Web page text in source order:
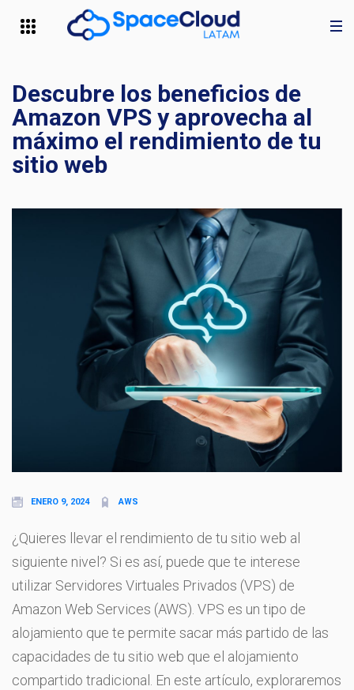
Descubre los beneficios de
Amazon VPS y aprovecha al
máximo el rendimiento de tu
sitio web
ENERO 9, 2024 AWS
¿Quieres llevar el rendimiento de tu sitio web al
siguiente nivel? Si es así, puede que te interese
utilizar Servidores Virtuales Privados (VPS) de
Amazon Web Services (AWS). VPS es un tipo de
alojamiento que te permite sacar más partido de las
capacidades de tu sitio web que el alojamiento
compartido tradicional. En este artículo, exploraremos